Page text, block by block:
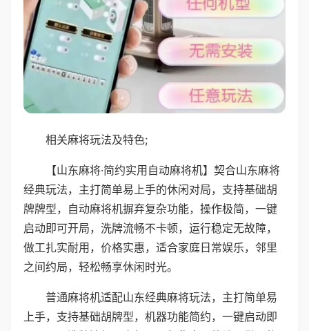
相关麻将玩法及特色;
【山东麻将·简约实用自动麻将机】契合山东麻将
经典玩法，主打简单易上手的休闲对局，支持基础胡
牌牌型，自动麻将机摒弃复杂功能，操作极简，一键
启动即可开局，洗牌流畅不卡顿，运行稳定无故障，
做工扎实耐用，价格实惠，适合家庭日常娱乐，邻里
之间约局，轻松畅享休闲时光。
普通麻将机适配山东经典麻将玩法，主打简单易
上手，支持基础胡牌型，机器功能简约，一键启动即